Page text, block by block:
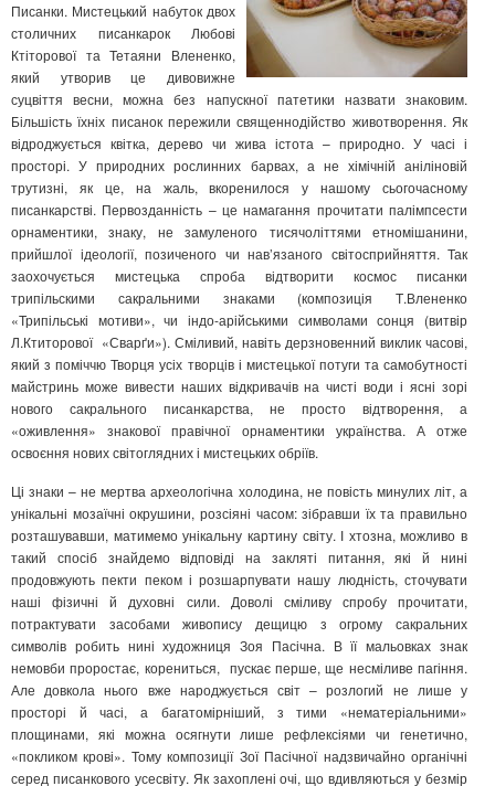
Писанки. Мистецький набуток двох
столичних писанкарок Любові
Ктіторової та Тетаяни Влененко,
який утворив це дивовижне
суцвіття весни, можна без напускної патетики назвати знаковим.
Більшість їхніх писанок пережили священнодійство животворення. Як
відроджується квітка, дерево чи жива істота – природно. У часі і
просторі. У природних рослинних барвах, а не хімічній аніліновій
трутизні, як це, на жаль, вкоренилося у нашому сьогочасному
писанкарстві. Первозданність – це намагання прочитати палімпсести
орнаментики, знаку, не замуленого тисячоліттями етномішанини,
прийшлої ідеології, позиченого чи нав’язаного світосприйняття. Так
заохочується мистецька спроба відтворити космос писанки
трипільскими сакральними знаками (композиція Т.Влененко
«Трипільські мотиви», чи індо-арійськими символами сонця (витвір
Л.Ктиторової «Сварґи»). Сміливий, навіть дерзновенний виклик часові,
який з поміччю Творця усіх творців і мистецької потуги та самобутності
майстринь може вивести наших відкривачів на чисті води і ясні зорі
нового сакрального писанкарства, не просто відтворення, а
«оживлення» знакової правічної орнаментики українства. А отже
освоєння нових світоглядних і мистецьких обріїв.
Ці знаки – не мертва археологічна холодина, не повість минулих літ, а
унікальні мозаїчні окрушини, розсіяні часом: зібравши їх та правильно
розташувавши, матимемо унікальну картину світу. І хтозна, можливо в
такий спосіб знайдемо відповіді на закляті питання, які й нині
продовжують пекти пеком і розшарпувати нашу людність, сточувати
наші фізичні й духовні сили. Доволі сміливу спробу прочитати,
потрактувати засобами живопису дещицю з огрому сакральних
символів робить нині художниця Зоя Пасічна. В її мальовках знак
немовби проростає, корениться, пускає перше, ще несміливе пагіння.
Але довкола нього вже народжується світ – розлогий не лише у
просторі й часі, а багатомірніший, з тими «нематеріальними»
площинами, які можна осягнути лише рефлексіями чи генетично,
«покликом крові». Тому композиції Зої Пасічної надзвичайно органічні
серед писанкового усесвіту. Як захоплені очі, що вдивляються у безмір